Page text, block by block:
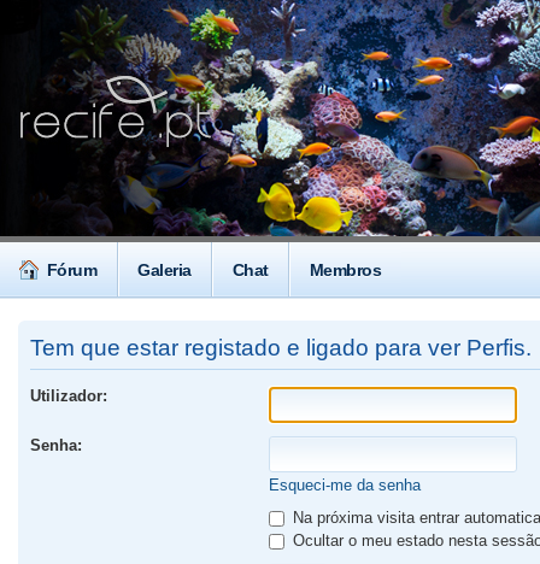
Fórum Galeria Chat Membros
Tem que estar registado e ligado para ver Perfis.
Utilizador:
Senha:
Esqueci-me da senha
Na próxima visita entrar
Ocultar o meu estado nesta